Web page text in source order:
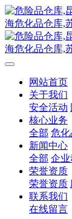
网站首页
关于我们
安全活动
核心业务
全部 危
新闻中心
全部 企
荣誉资质
荣誉资质
联系我们
在线留言